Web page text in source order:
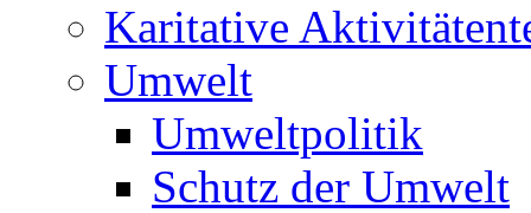
Karitative
Umwelt
Umweltpolitik
Schutz der Umwelt